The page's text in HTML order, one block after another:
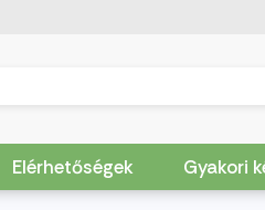
Elérhetőségek Gyakori